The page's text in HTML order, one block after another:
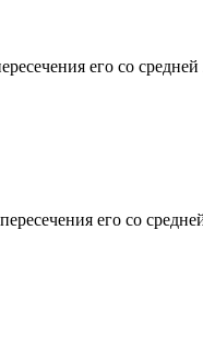
его со
его со